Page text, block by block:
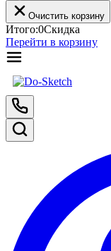
Очистить корзину
Итого:0Скидка
Перейти в корзину